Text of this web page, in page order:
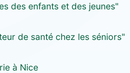
des enfants et des jeunes"
de santé chez les séniors"
à Nice